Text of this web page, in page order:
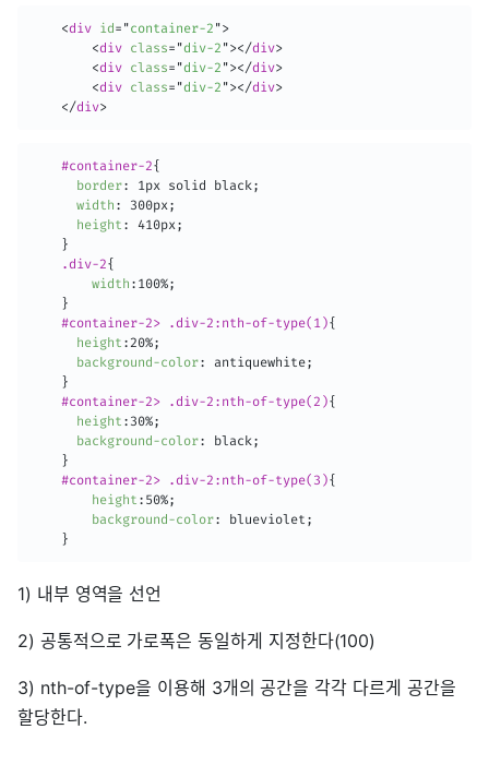
<div id= "container-2 ">
<div class= "div-2 "></div>
<div class= "div-2 "></div>
<div class= "div-2 "></div>
</div>
#container-2{
border: 1px solid black ;
width : 300px ;
height : 410px ;
}
.div-2{
width : 100%;
}
#container-2> .div-2:nth-of-type(1){
height : 20%;
background-color: antiquewhite;
}
#container-2> .div-2:nth-of-type(2){
height : 30%;
background-color: black ;
}
#container-2> .div-2:nth-of-type(3){
height : 50%;
background-color: blueviolet ;
}
1) 내부 영역을 선언
2) 공통적으로 가로폭은 동일하게 지정한다(100)
3) nth-of-type을 이용해 3개의 공간을 각각 다르게 공간을
할당한다.